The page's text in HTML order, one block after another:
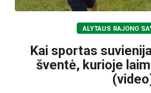
ALYTAUS RAJONO
Kai sportas
šventė, kurioje